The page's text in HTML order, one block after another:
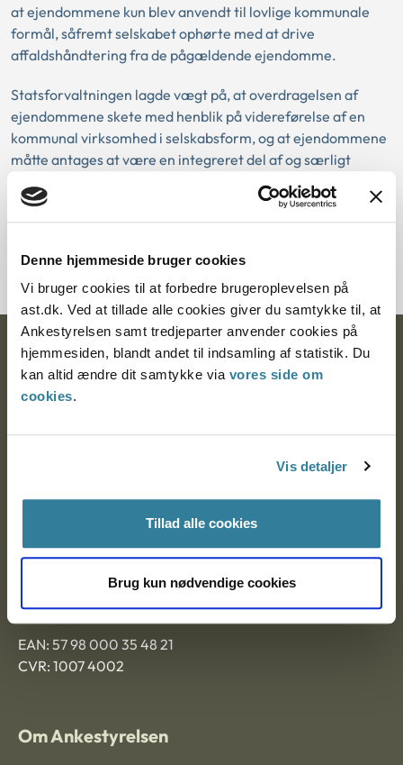
Denne hjemmeside bruger cookies
Vi bruger cookies til at forbedre brugeroplevelsen på
ast.dk. Ved at tillade alle cookies giver du samtykke til, at
Ankestyrelsen samt tredjeparter anvender cookies på
hjemmesiden, blandt andet til indsamling af statistik. Du
kan altid ændre dit samtykke via vores side om
cookies.
Vis detaljer
Tillad alle cookies
Brug kun nødvendige cookies
at ejendommene kun blev anvendt til lovlige kommunale
formål, såfremt selskabet ophørte med at drive
affaldshåndtering fra de pågældende ejendomme.
Statsforvaltningen lagde vægt på, at overdragelsen af
ejendommene skete med henblik på videreførelse af en
kommunal virksomhed i selskabsform, og at ejendommene
måtte antages at være en integreret del af og særligt
indrettet til driften af affaldsvirksomhed.
Ankestyrelsen
Postadresse:
Nytorv 7, 2. sal
Ankestyrelsen Aalborg
Ankestyrelsen København
EAN: 57 98 000 35 48 21
CVR: 1007 4002
Om Ankestyrelsen